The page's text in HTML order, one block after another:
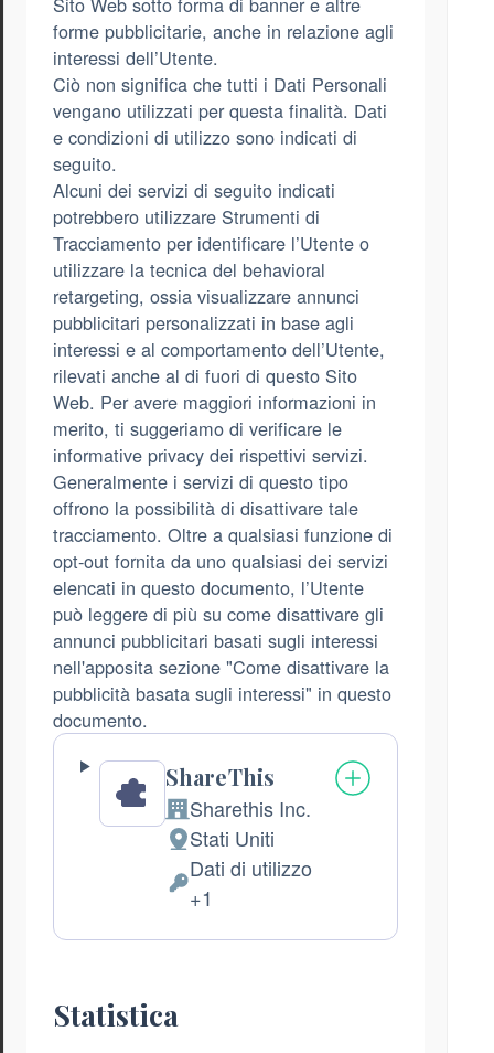
forme pubblicitarie, anche in relazione agli
interessi dell’Utente.
Ciò non significa che tutti i Dati Personali
vengano utilizzati per questa finalità. Dati
e condizioni di utilizzo sono indicati di
seguito.
Alcuni dei servizi di seguito indicati
potrebbero utilizzare Strumenti di
Tracciamento per identificare l’Utente o
utilizzare la tecnica del behavioral
retargeting, ossia visualizzare annunci
pubblicitari personalizzati in base agli
interessi e al comportamento dell’Utente,
rilevati anche al di fuori di questo Sito
Web. Per avere maggiori informazioni in
merito, ti suggeriamo di verificare le
informative privacy dei rispettivi servizi.
Generalmente i servizi di questo tipo
offrono la possibilità di disattivare tale
tracciamento. Oltre a qualsiasi funzione di
opt-out fornita da uno qualsiasi dei servizi
elencati in questo documento, l’Utente
può leggere di più su come disattivare gli
annunci pubblicitari basati sugli interessi
nell'apposita sezione "Come disattivare la
pubblicità basata sugli interessi" in questo
documento.
ShareThis
Azienda:
Sharethis Inc.
Luogo
del
trattamento:
Stati Uniti
Dati
Dati di utilizzo
+1
Statistica